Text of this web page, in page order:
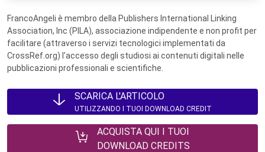
FrancoAngeli è membro della Publishers International Linking
Association, Inc (PILA), associazione indipendente e non profit per
facilitare (attraverso i servizi tecnologici implementati da
CrossRef.org) l’accesso degli studiosi ai contenuti digitali nelle
pubblicazioni professionali e scientifiche.
SCARICA L'ARTICOLO
UTILIZZANDO I TUOI DOWNLOAD CREDIT
ACQUISTA QUI I TUOI
DOWNLOAD CREDITS